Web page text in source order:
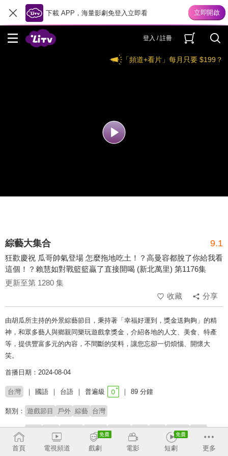
下載 APP，海量影劇免登入立即看
登入 / 註冊
「頻道+看片」每月只要 $199？
綜藝大集合 9.1
狂歡慶祝 瓜哥帥氣登場 怎麼拖地吃土！？高曼容都脫了你給我看
這個！？賴慧如對戰籃籃贏了直接開喝 (新北萬里) 第1176集
更新至第 1280 集
收藏
分享
由胡瓜所主持的外景綜藝節目，秉持著「幸福好運到，獎金送夠夠」的精
神，和眾多藝人與鄉親同樂玩遊戲拿獎金，介紹各地的人文、美食、特產
等，提供豐富多元的內容，不間斷的笑料，讓您忘卻一切煩惱、開懷大
笑。
首播日期：2024-08-04
台灣 國語 台語 普遍級 89 分鐘
類別： 遊戲節目 戶外 綜藝 台灣
來賓： 佩德羅 曾芑豪 高曼容
首頁 電視頻道 戲劇 電影 短劇 更多